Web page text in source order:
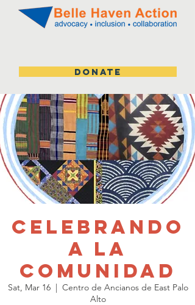
DONATE
Celebrando
a La
Comunidad
Sat, Mar 16
  |
Centro de Ancianos de East Palo
Alto